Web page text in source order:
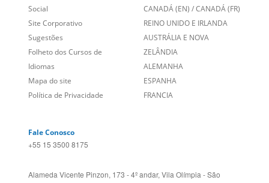
Social
Site Corporativo
Sugestões
Folheto dos Cursos de
Idiomas
Mapa do site
Política de Privacidade
CANADÁ (EN) /CANADÁ (FR)
REINO UNIDO E IRLANDA
AUSTRÁLIA E NOVA
ZELÂNDIA
ALEMANHA
ESPANHA
FRANCIA
Fale Conosco
+55 15 3500 8175
Alameda Vicente Pinzon, 173 - 4º andar, Vila Olímpia - São